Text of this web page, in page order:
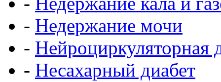
- Недержание мочи
-
- Несахарный диабет